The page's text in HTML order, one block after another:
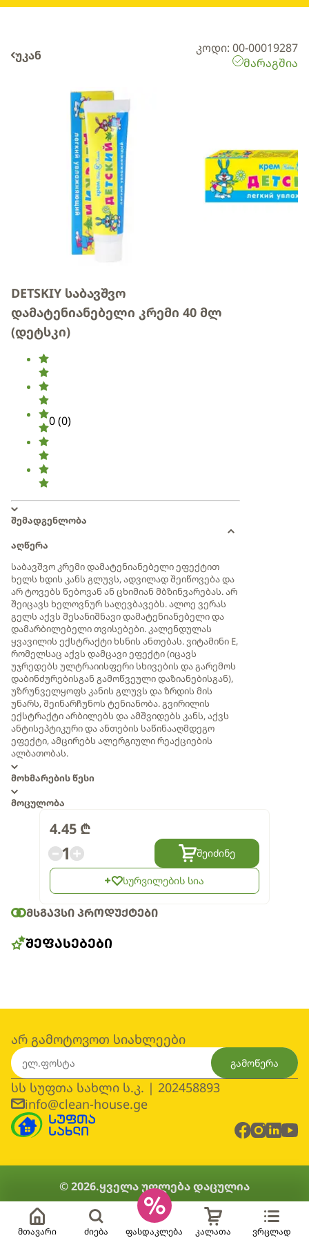
უკან
კოდი: 00-00019287
მარაგშია
DETSKIY საბავშვო
დამატენიანებელი კრემი 40 მლ
(დეტსკი)
0(0)
შემადგენლობა
აღწერა
საბავშვო კრემი დამატენიანებელი ეფექტით
ხელს ხდის კანს გლუვს, ადვილად შეიწოვება და
არ ტოვებს წებოვან ან ცხიმიან მბზინვარებას. არ
შეიცავს ხელოვნურ საღევბავებს. ალოე ვერას
გელს აქვს შესანიშნავი დამატენიანებელი და
დამარბილებელი თვისებები. კალენდულას
ყვავილის ექსტრაქტი ხსნის ანთებას. ვიტამინი E,
რომელსაც აქვს დამცავი ეფექტი (იცავს
უჯრედებს ულტრაიისფერი სხივების და გარემოს
დაბინძურებისგან გამოწვეული დაზიანებისგან),
უზრუნველყოფს კანის გლუვს და ზრდის მის
უნარს, შეინარჩუნოს ტენიანობა. გვირილის
ექსტრაქტი არბილებს და ამშვიდებს კანს, აქვს
ანტისეპტიკური და ანთების საწინააღმდეგო
ეფექტი, ამცირებს ალერგიული რეაქციების
ალბათობას.
მოხმარების წესი
მოცულობა
4.45 ₾
1 შეიძინე
სურვილების სია
ᲛᲡᲒᲐᲕᲡᲘ ᲞᲠᲝᲓᲣᲥᲢᲔᲑᲘ
ᲨᲔᲤᲐᲡᲔᲑᲔᲑᲘ
არ გამოტოვოთ სიახლეები
გამოწერა
სს სუფთა სახლი ს.კ. | 202458893
info@clean-house.ge
© 2026.ყველა უფლება დაცულია
მთავარი ძიება ფასდაკლება კალათა ვრცლად